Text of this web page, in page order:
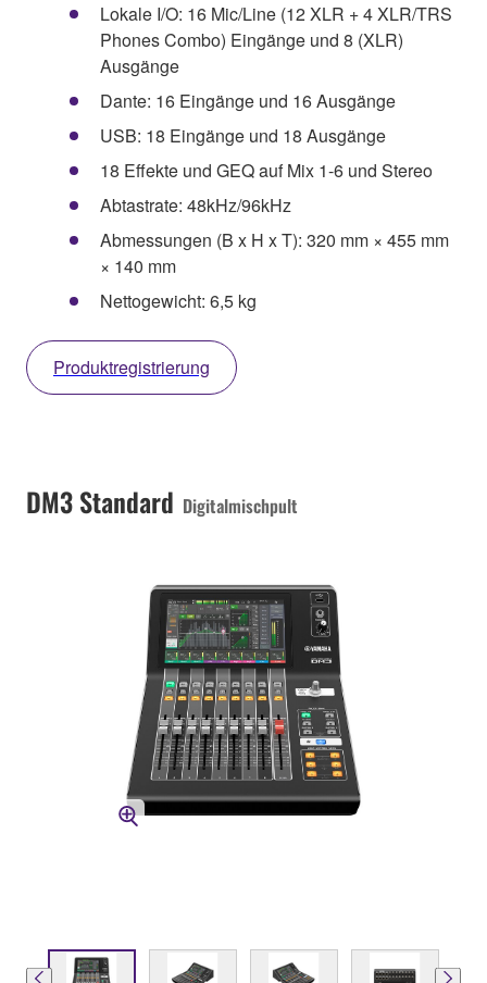
Lokale I/O: 16 Mic/Line (12 XLR + 4 XLR/TRS
Phones Combo) Eingänge und 8 (XLR)
Ausgänge
Dante: 16 Eingänge und 16 Ausgänge
USB: 18 Eingänge und 18 Ausgänge
18 Effekte und GEQ auf Mix 1-6 und Stereo
Abtastrate: 48kHz/96kHz
Abmessungen (B x H x T): 320 mm × 455 mm
× 140 mm
Nettogewicht: 6,5 kg
Produktregistrierung
DM3 Standard Digitalmischpult